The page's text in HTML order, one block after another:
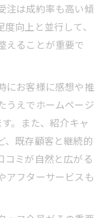
注は成約率も高い傾
向上と並行して、
えることが重要で
にお客様に感想や推
うえでホームページ
。また、紹介キャ
、既存顧客と継続的
コミが自然と広がる
アフターサービスも